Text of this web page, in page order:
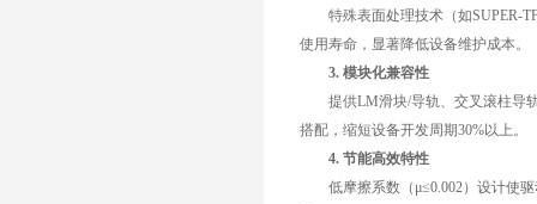
特殊表面处理技术（如SUPER-
使用寿命，显著降低设备维护成本。
3. 模块化兼容性
提供LM滑块/导轨、交叉滚柱导
搭配，缩短设备开发周期30%以上。
4. 节能高效特性
低摩擦系数（μ≤0.002）设计使